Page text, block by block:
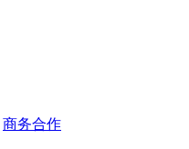
商务合作